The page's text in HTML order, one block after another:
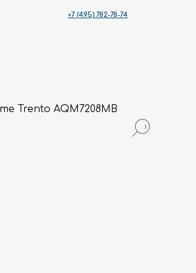
(495) 782-78-74
Trento AQM7208MB